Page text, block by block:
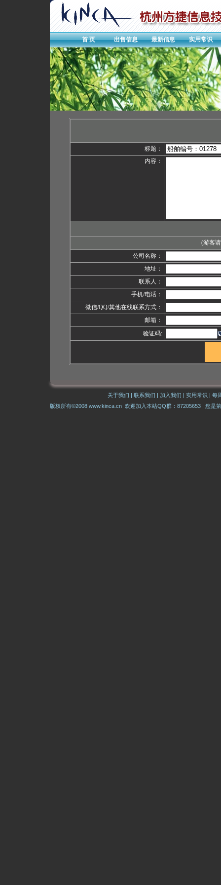
首 页 出售信息 最新信息 实用常识
标题：
内容：
(游客
公司名称：
地址：
联系人：
手机/电话：
微信/QQ/其他在线联系方式：
邮箱：
验证码:
关于我们 | 联系我们 | 加入我们 | 实用常识 | 每
版权所有©2008 www.kinca.cn 欢迎加入本站QQ群：87205653 您是